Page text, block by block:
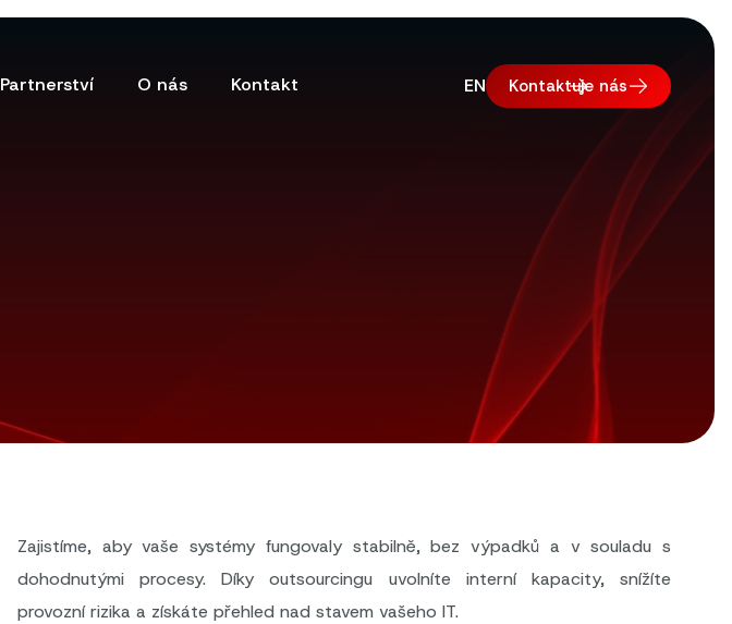
Partnerství O nás Kontakt EN Kontaktuje nás
Zajistíme, aby vaše systémy fungovaly stabilně, bez výpadků a v souladu s
dohodnutými procesy. Díky outsourcingu uvolníte interní kapacity, snížíte
provozní rizika a získáte přehled nad stavem vašeho IT.